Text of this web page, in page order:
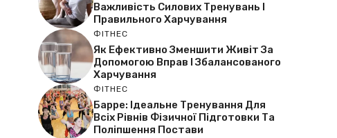
Важливість Силових Тренувань І
Правильного Харчування
ФІТНЕС
Як Ефективно Зменшити Живіт За
Допомогою Вправ І Збалансованого
Харчування
ФІТНЕС
Барре: Ідеальне Тренування Для
Всіх Рівнів Фізичної Підготовки Та
Поліпшення Постави